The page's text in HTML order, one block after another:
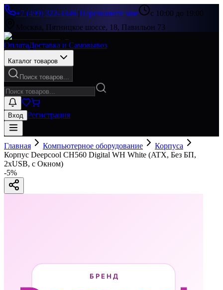
+7 (499) 322-33-86|Перезвоните мне
с 10:00 до 19:00
Москва, Пятницкое шоссе, 18, Павильон 73
ОплатаДоставка и Самовывоз
Каталог товаров
Поиск товаров...
Вход Регистрация
Главная Компьютерное оборудование
Корпуса
Корпус Deepcool CH560 Digital WH White (ATX, Без БП,
2хUSB, с Окном)
-5%